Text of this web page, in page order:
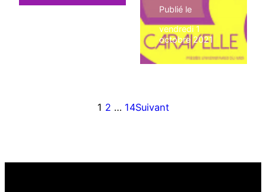
Publié le
vendredi 1
octobre 2021
1 2 … 14Suivant